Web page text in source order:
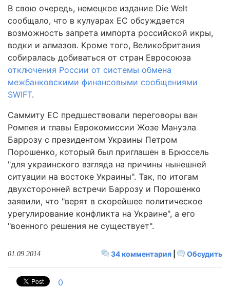
В свою очередь, немецкое издание Die Welt
сообщало, что в кулуарах ЕС обсуждается
возможность запрета импорта российской икры,
водки и алмазов. Кроме того, Великобритания
собиралась добиваться от стран Евросоюза
отключения России от системы обмена
межбанковскими финансовыми сообщениями
SWIFT.
Саммиту ЕС предшествовали переговоры ван
Ромпея и главы Еврокомиссии Жозе Мануэла
Баррозу с президентом Украины Петром
Порошенко, который был приглашен в Брюссель
"для украинского взгляда на причины нынешней
ситуации на востоке Украины". Так, по итогам
двухсторонней встречи Баррозу и Порошенко
заявили, что "верят в скорейшее политическое
урегулирование конфликта на Украине", а его
"военного решения не существует".
34 комментария Обсудить
01.09.2014
0